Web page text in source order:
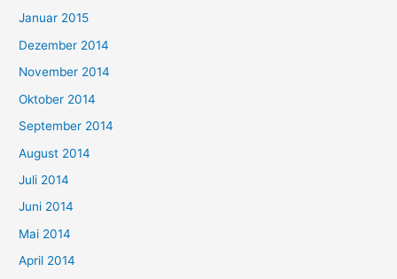
Januar 2015
Dezember 2014
November 2014
Oktober 2014
September 2014
August 2014
Juli 2014
Juni 2014
Mai 2014
April 2014